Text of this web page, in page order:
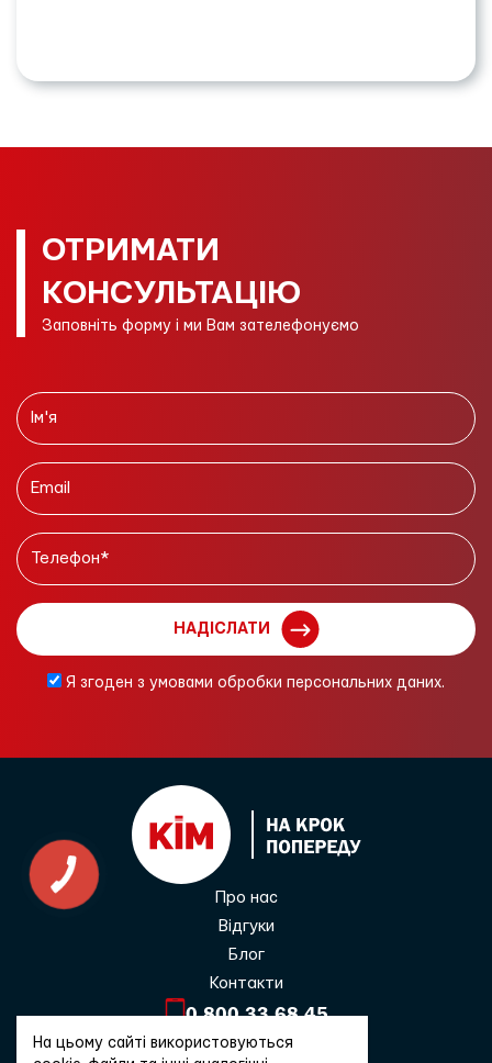
ОТРИМАТИ
КОНСУЛЬТАЦІЮ
Заповніть форму і ми Вам зателефонуємо
НАДІСЛАТИ
Я згоден з умовами обробки персональних даних.
Про нас
Відгуки
Блог
Контакти
0 800 33 68 45
На цьому сайті використовуються